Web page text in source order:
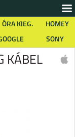
ÓRA KIEG.
HOMEY
SONY
KÁBEL